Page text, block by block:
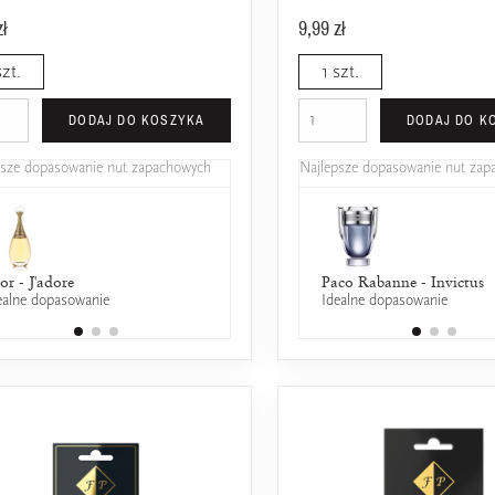
DODAJ DO KOSZYKA
dopasowanie nut zapachowych
- J'adore
dopasowanie
Jean Paul Gaultier - Classique
50% wspólnych nut zapachowych
9,99 zł
1 szt.
DODAJ DO
Najlepsze dopasowanie nut
Paco Rabanne - Invictus
Idealne dopasowanie